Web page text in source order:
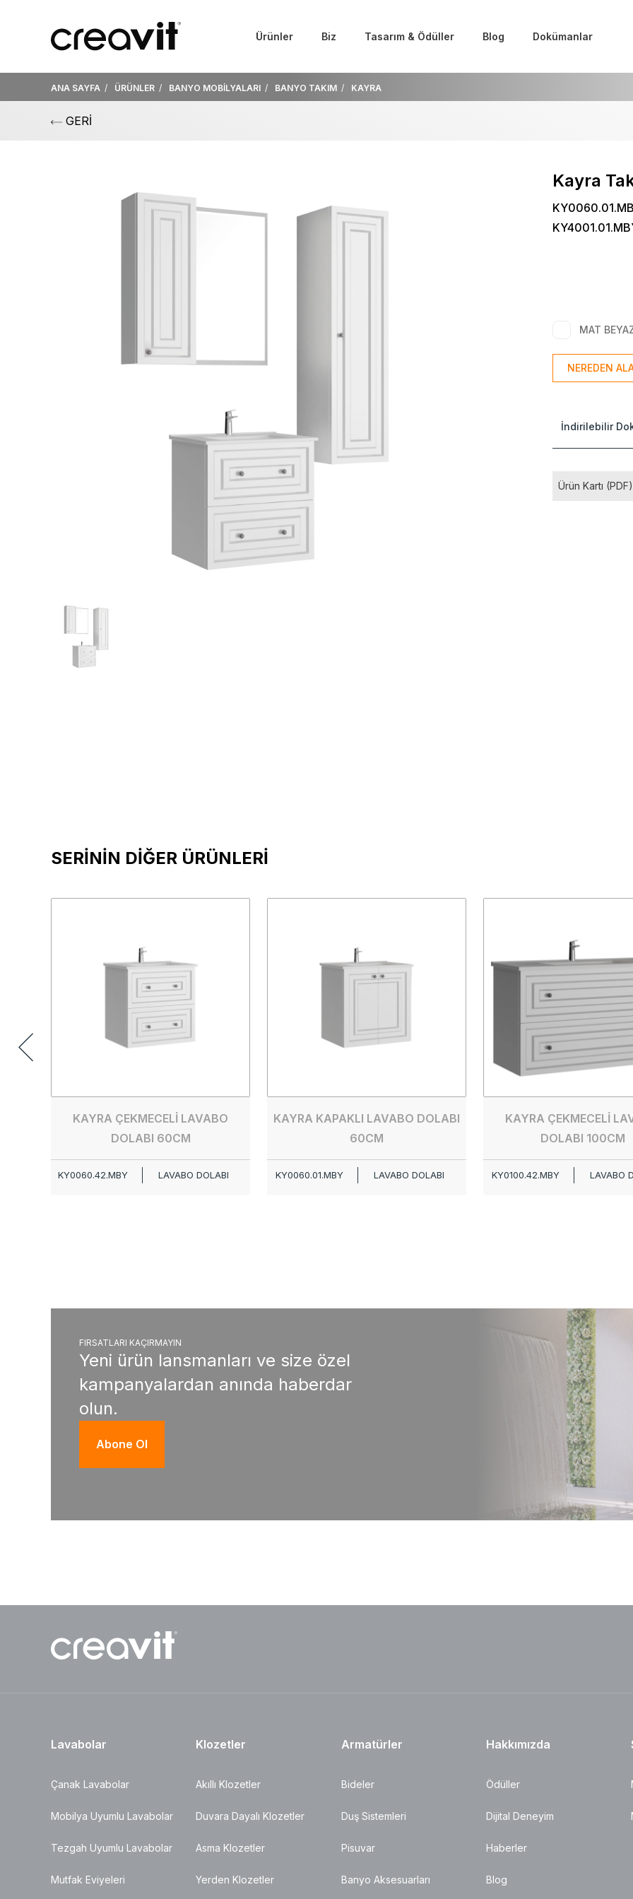
Ürünler Biz Tasarım & Ödüller Blog Dokümanlar
ANA SAYFA ÜRÜNLER BANYO MOBİLYALARI BANYO TAKIM KAYRA
GERİ
Kayra
MAT
NEREDEN
İndirilebilir
Ürün Kartı (PDF)
SERİNİN DİĞER ÜRÜNLERİ
KAYRA ÇEKMECELİ LAVABO
DOLABI 60CM
KY0060.42.MBY LAVABO DOLABI
KAYRA KAPAKLI LAVABO DOLABI
60CM
KY0060.01.MBY LAVABO DOLABI
KAYRA ÇEKMECELİ
DOLABI 100CM
KY0100.42.MBY LAVABO
FIRSATLARI KAÇIRMAYIN
Yeni ürün lansmanları ve size özel
kampanyalardan anında haberdar
olun.
Abone Ol
Lavabolar
Çanak Lavabolar
Mobilya Uyumlu Lavabolar
Tezgah Uyumlu Lavabolar
Mutfak Eviyeleri
Klozetler
Akıllı Klozetler
Duvara Dayalı Klozetler
Asma Klozetler
Yerden Klozetler
Armatürler
Bideler
Duş Sistemleri
Pisuvar
Banyo Aksesuarları
Hakkımızda
Ödüller
Dijital Deneyim
Haberler
Blog